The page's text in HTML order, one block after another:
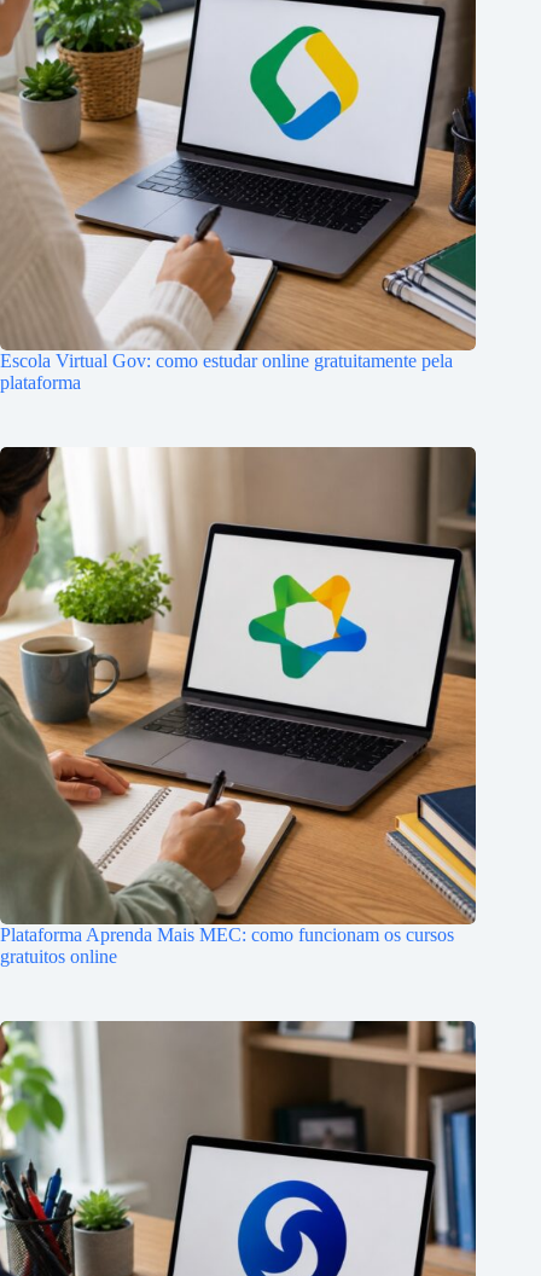
Escola Virtual Gov: como estudar online gratuitamente pela
plataforma
Plataforma Aprenda Mais MEC: como funcionam os cursos
gratuitos online